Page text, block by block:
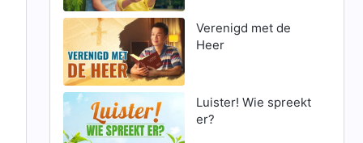
(Deel 1)
Verenigd met de
Heer
Luister! Wie spreekt
er?